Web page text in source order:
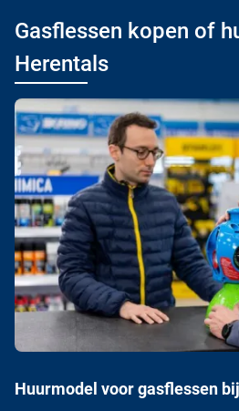
Gasflessen kopen of
Herentals
Huurmodel voor gasflessen